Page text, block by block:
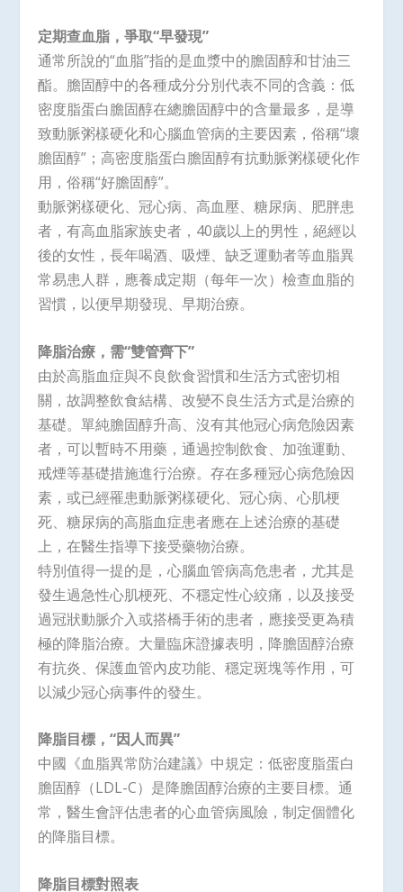
定期查血脂，爭取“早發現”
通常所說的“血脂”指的是血漿中的膽固醇和甘油三
酯。膽固醇中的各種成分分別代表不同的含義：低
密度脂蛋白膽固醇在總膽固醇中的含量最多，是導
致動脈粥樣硬化和心腦血管病的主要因素，俗稱“壞
膽固醇”；高密度脂蛋白膽固醇有抗動脈粥樣硬化作
用，俗稱“好膽固醇”。
動脈粥樣硬化、冠心病、高血壓、糖尿病、肥胖患
者，有高血脂家族史者，40歲以上的男性，絕經以
後的女性，長年喝酒、吸煙、缺乏運動者等血脂異
常易患人群，應養成定期（每年一次）檢查血脂的
習慣，以便早期發現、早期治療。
降脂治療，需“雙管齊下”
由於高脂血症與不良飲食習慣和生活方式密切相
關，故調整飲食結構、改變不良生活方式是治療的
基礎。單純膽固醇升高、沒有其他冠心病危險因素
者，可以暫時不用藥，通過控制飲食、加強運動、
戒煙等基礎措施進行治療。存在多種冠心病危險因
素，或已經罹患動脈粥樣硬化、冠心病、心肌梗
死、糖尿病的高脂血症患者應在上述治療的基礎
上，在醫生指導下接受藥物治療。
特別值得一提的是，心腦血管病高危患者，尤其是
發生過急性心肌梗死、不穩定性心絞痛，以及接受
過冠狀動脈介入或搭橋手術的患者，應接受更為積
極的降脂治療。大量臨床證據表明，降膽固醇治療
有抗炎、保護血管內皮功能、穩定斑塊等作用，可
以減少冠心病事件的發生。
降脂目標，“因人而異”
中國《血脂異常防治建議》中規定：低密度脂蛋白
膽固醇（LDL-C）是降膽固醇治療的主要目標。通
常，醫生會評估患者的心血管病風險，制定個體化
的降脂目標。
降脂目標對照表